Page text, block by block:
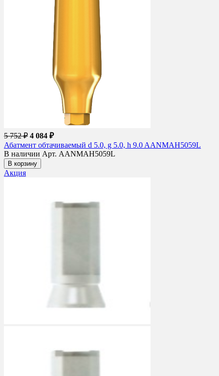
5 752 ₽ 4 084 ₽
Абатмент обтачиваемый d 5.0, g 5.0, h 9.0 AANMAH5059L
В наличии Арт. AANMAH5059L
В корзину
Акция